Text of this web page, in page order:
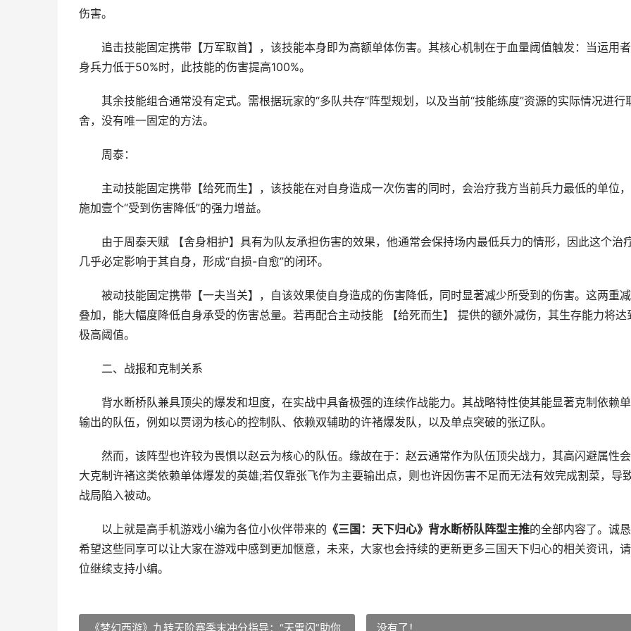
伤害。
追击技能固定携带【万军取首】，该技能本身即为高额单体伤害。其核心机制在于血量阈值触发：当运用
身兵力低于50%时，此技能的伤害提高100%。
其余技能组合通常没有定式。需根据玩家的“多队共存”阵型规划，以及当前“技能练度”资源的实际情况进行
舍，没有唯一固定的方法。
周泰：
主动技能固定携带【给死而生】，该技能在对自身造成一次伤害的同时，会治疗我方当前兵力最低的单位
施加壹个“受到伤害降低”的强力增益。
由于周泰天赋 【舍身相护】具有为队友承担伤害的效果，他通常会保持场内最低兵力的情形，因此这个治
几乎必定影响于其自身，形成“自损-自愈”的闭环。
被动技能固定携带【一夫当关】，自该效果使自身造成的伤害降低，同时显著减少所受到的伤害。这两重
叠加，能大幅度降低自身承受的伤害总量。若再配合主动技能 【给死而生】 提供的额外减伤，其生存能力将达
极高阈值。
二、战报和克制关系
背水断桥队兼具顶尖的爆发和坦度，在实战中具备极强的连续作战能力。其战略特性使其能显著克制依赖
输出的队伍，例如以贾诩为核心的控制队、依赖双辅助的许褚爆发队，以及单点突破的张辽队。
然而，该阵型也许较为畏惧以赵云为核心的队伍。缘故在于：赵云通常作为队伍顶尖战力，其高闪避属性
大克制许褚这类依赖单体爆发的英雄;若仅靠张飞作为主要输出点，则也许因伤害不足而无法有效完成割菜，导
战局陷入被动。
以上就是高手机游戏小编为各位小伙伴带来的 《三国：天下归心》背水断桥队阵型主推的全部内容了。诚
希望这些同享可以让大家在游戏中感到更加惬意，未来，大家也会持续的更新更多三国天下归心的相关资讯，
位继续支持小编。
《梦幻西游》九转天阶赛季末冲分指导：“天雷闪”助你 没有了！